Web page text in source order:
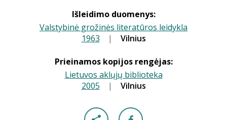
Išleidimo duomenys:
Valstybinė grožinės literatūros leidykla
1963 | Vilnius
Prieinamos kopijos rengėjas:
Lietuvos aklųjų biblioteka
2005 | Vilnius